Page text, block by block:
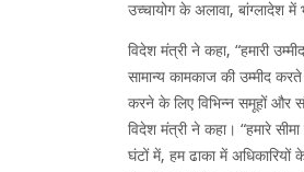
उच्चायोग के अलावा, बांग्लादेश
विदेश मंत्री ने कहा, “हमारी
सामान्य कामकाज की उम्मीद
करने के लिए विभिन्न समूहों और
विदेश मंत्री ने कहा। “हमारे
घंटों में, हम ढाका में